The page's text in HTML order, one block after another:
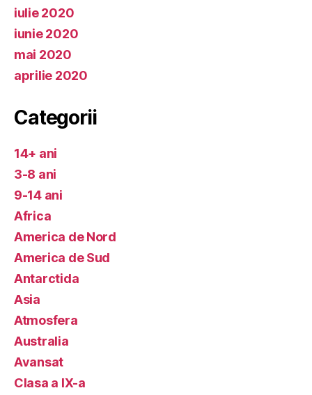
iulie 2020
iunie 2020
mai 2020
aprilie 2020
Categorii
14+ ani
3-8 ani
9-14 ani
Africa
America de Nord
America de Sud
Antarctida
Asia
Atmosfera
Australia
Avansat
Clasa a IX-a